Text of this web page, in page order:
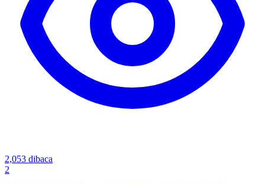
2,053 dibaca
2